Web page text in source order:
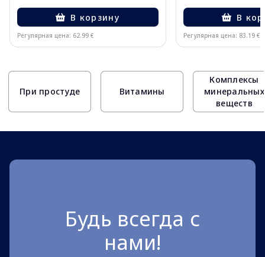
В корзину
Регулярная цена: 62.99 €
В
Регулярная цена: 83.19 €
При простуде Витамины
Комплексы
минеральных
веществ
Будь всегда с
нами!